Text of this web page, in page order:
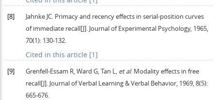
[8] Jahnke JC. Primacy and recency effects in serial-position curves
of immediate recall[J]. Journal of Experimental Psychology, 1965,
70(1): 130-132.
Cited in this article [1]
[9] Grenfell-Essam R,Ward G,Tan L, et al. Modality effects in free
recall[J]. Journal of Verbal Learning & Verbal Behavior, 1969,8(5):
665-676.